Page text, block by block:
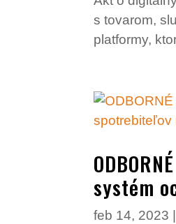
s tovarom,
platformy,
systém
feb 14, 2023